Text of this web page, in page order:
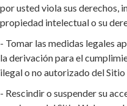
por usted viola sus derechos,
propiedad intelectual o su
- Tomar las medidas legales
la derivación para el
ilegal o no autorizado del
- Rescindir o suspender su